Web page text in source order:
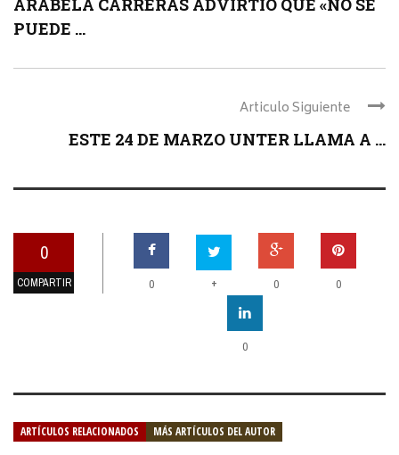
ARABELA CARRERAS ADVIRTIÓ QUE «NO SE
PUEDE ...
Articulo Siguiente
ESTE 24 DE MARZO UNTER LLAMA A ...
0
COMPARTIR 0 + 0 0
0
ARTÍCULOS RELACIONADOS MÁS ARTÍCULOS DEL AUTOR